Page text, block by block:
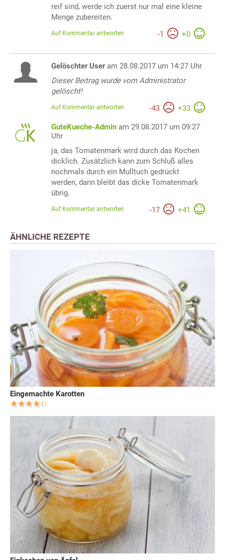
reif sind, werde ich zuerst nur mal eine kleine
Menge zubereiten.
-1 +0
Auf Kommentar antworten
Gelöschter User am 28.08.2017 um 14:27 Uhr
Dieser Beitrag wurde vom Administrator
gelöscht!
-43 +33
Auf Kommentar antworten
GuteKueche-Admin am 29.08.2017 um 09:27
Uhr
ja, das Tomatenmark wird durch das Kochen
dicklich. Zusätzlich kann zum Schluß alles
nochmals durch ein Mulltuch gedrückt
werden, dann bleibt das dicke Tomatenmark
übrig.
-17 +41
Auf Kommentar antworten
ÄHNLICHE REZEPTE
Eingemachte Karotten